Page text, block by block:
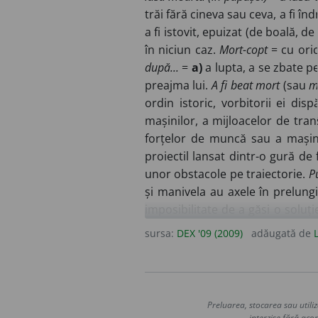
trăi fără cineva sau ceva, a fi
a fi istovit, epuizat (de boală,
în niciun caz. Mort-copt= cu
după... = a)a lupta, a se zbate
preajma lui.A fi beat mort(sau
ordin istoric, vorbitorii ei
mașinilor, a mijloacelor de
forțelor de muncă sau a
proiectil lansat dintr-o gură de
unor obstacole pe traiectorie.
și manivela au axele în
afla, a trece) pe linie moartă= a
neînsuflețit; nemișcat,
sursa: DEX '09 (2009) adăugată de
Preluarea, stocarea sau